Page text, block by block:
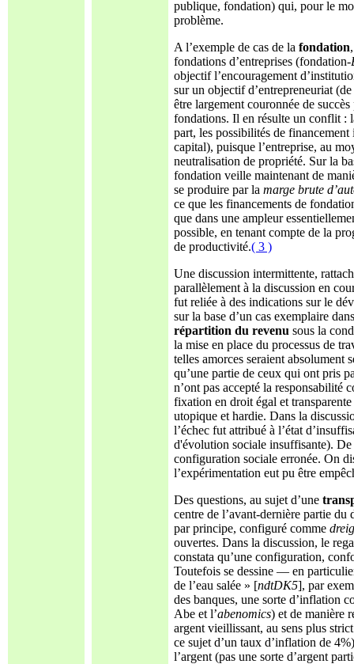
publique, fondation) qui, pour le
problème.
A l’exemple de cas de la fondation
fondations d’entreprises (fondation-
objectif l’encouragement
sur un objectif d’entrepreneuriat
être largement couronnée de
fondations. Il en résulte un conflit :
part, les possibilités de
capital), puisque l’entreprise, au
neutralisation de propriété. Sur la
fondation veille maintenant de
se produire par la marge brute
ce que les financements de
que dans une ampleur
possible, en tenant compte de la
de productivité.( 3 )
Une discussion intermittente,
parallèlement à la discussion en
fut reliée à des indications sur le
sur la base d’un cas exemplaire
répartition du revenu sous la
la mise en place du processus de
telles amorces seraient absolument
qu’une partie de ceux qui ont pris
n’ont pas accepté la responsabilité
fixation en droit égal et
utopique et hardie. Dans la
l’échec fut attribué à l’état
d'évolution sociale insuffisante). De
configuration sociale erronée. On
l’expérimentation eut pu être
Des questions, au sujet d’une
centre de l’avant-dernière partie du
par principe, configuré comme
ouvertes. Dans la discussion, le
constata qu’une configuration,
Toutefois se dessine — en
de l’eau salée » [ndtDK5], par
des banques, une sorte d’inflation
Abe et l’abenomics) et de manière
argent vieillissant, au sens plus
ce sujet d’un taux d’inflation de
l’argent (pas une sorte d’argent